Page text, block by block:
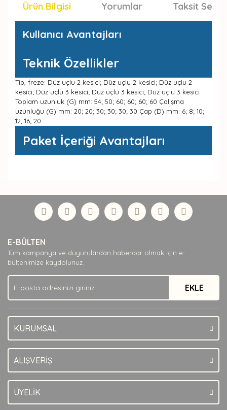
Ürün Bilgisi Yorumlar Taksit
Kullanıcı Avantajları
Teknik Özellikler
Tip, freze: Düz uçlu 2 kesici; Düz uçlu 2 kesici; Düz uçlu 2
kesici; Düz uçlu 3 kesici; Düz uçlu 3 kesici; Düz uçlu 3 kesici
Toplam uzunluk (G) mm: 54; 50; 60; 60; 60; 60 Çalışma
uzunluğu (G) mm: 20; 20; 30; 30; 30; 30 Çap (D) mm: 6; 8; 10;
12; 16; 20
Paket İçeriği Avantajları
Yorum Yaz
formunu kullanarak tarafımıza iletebilirsiniz.
Görüş ve önerileriniz için teşekkür ederiz.
Ürün açıklamasında eksik bilgiler bulunuyor.
Ürün bilgilerinde hatalar bulunuyor.
Ürün fiyatı diğer sitelerden daha pahalı.
Bu ürüne benzer farklı alternatifler olmalı.
E-BÜLTEN
Tüm kampanya ve duyurulardan haberdar olmak için e-
bültenimize kaydolunuz.
EKLE
KURUMSAL
ALIŞVERİŞ
ÜYELİK